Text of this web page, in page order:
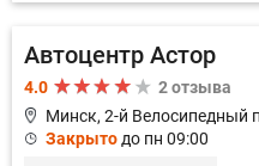
Автоцентр Астор
4.0
2 отзыва
Минск, 2-й Велосипедный
Закрыто до пн 09:00